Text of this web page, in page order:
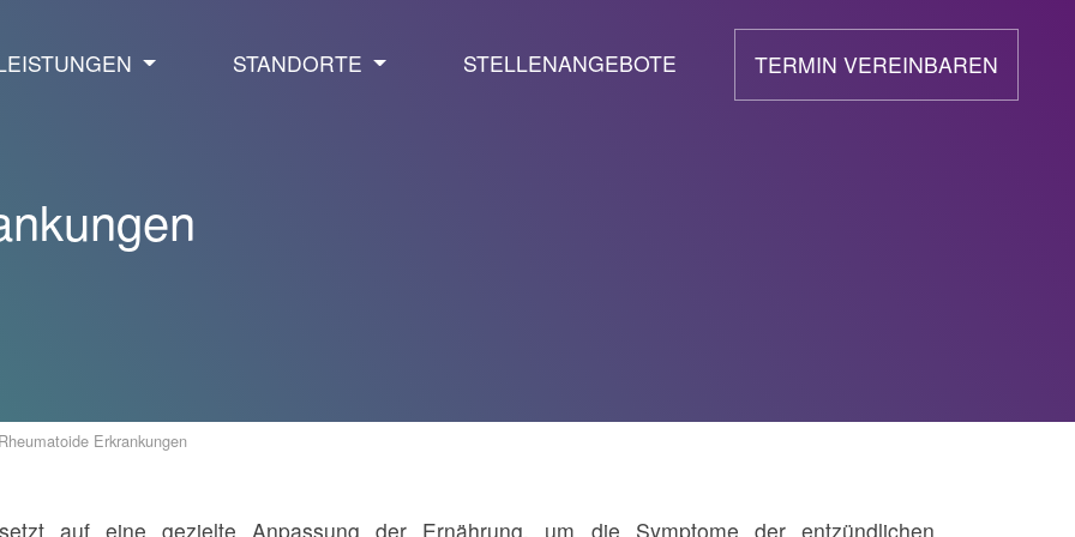
STANDORTE STELLENANGEBOTE TERMIN VEREINBAREN
Rheumatoide Erkrankungen
auf eine gezielte Anpassung der Ernährung, um die Symptome der entzündlichen